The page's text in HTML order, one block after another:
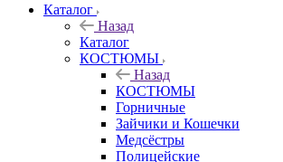
Каталог
Назад
Каталог
КОСТЮМЫ
Назад
КОСТЮМЫ
Горничные
Зайчики и Кошечки
Медсёстры
Полицейские